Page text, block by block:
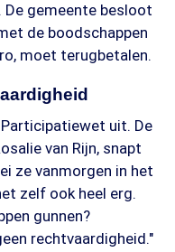
gemeente besloot
de boodschappen
moet terugbetalen.
uit. De
van Rijn, snapt
ze vanmorgen in het
zelf ook heel erg.
gunnen?
rechtvaardigheid."